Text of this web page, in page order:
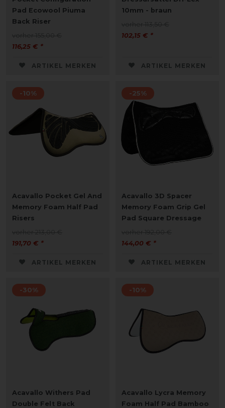
Pad Ecowool Piuma
Back Riser
116,25 € *
ARTIKEL MERKEN
10mm - braun
102,15 € *
ARTIKEL MERKEN
-10%
Acavallo Pocket Gel And
Memory Foam Half Pad
Risers
191,70 € *
ARTIKEL MERKEN
-25%
Acavallo 3D Spacer
Memory Foam Grip Gel
Pad Square Dressage
144,00 € *
ARTIKEL MERKEN
-30%
Acavallo Withers Pad
Double Felt Back
-10%
Acavallo Lycra Memory
Foam Half Pad Bamboo